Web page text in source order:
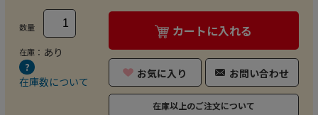
数量
在庫： あり
在庫数について
カートに入れる
お気に入り お問い合わせ
在庫以上のご注文について